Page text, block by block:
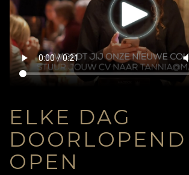
ELKE DAG
DOORLOPEND
OPEN